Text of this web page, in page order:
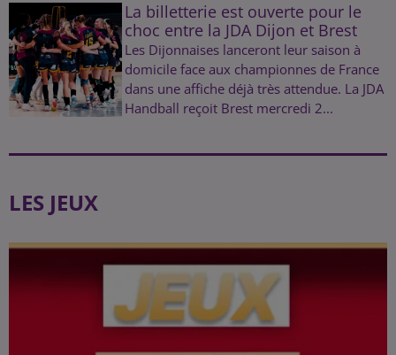
La billetterie est ouverte pour le
choc entre la JDA Dijon et Brest
Les Dijonnaises lanceront leur saison à
domicile face aux championnes de France
dans une affiche déjà très attendue. La JDA
Handball reçoit Brest mercredi 2...
LES JEUX